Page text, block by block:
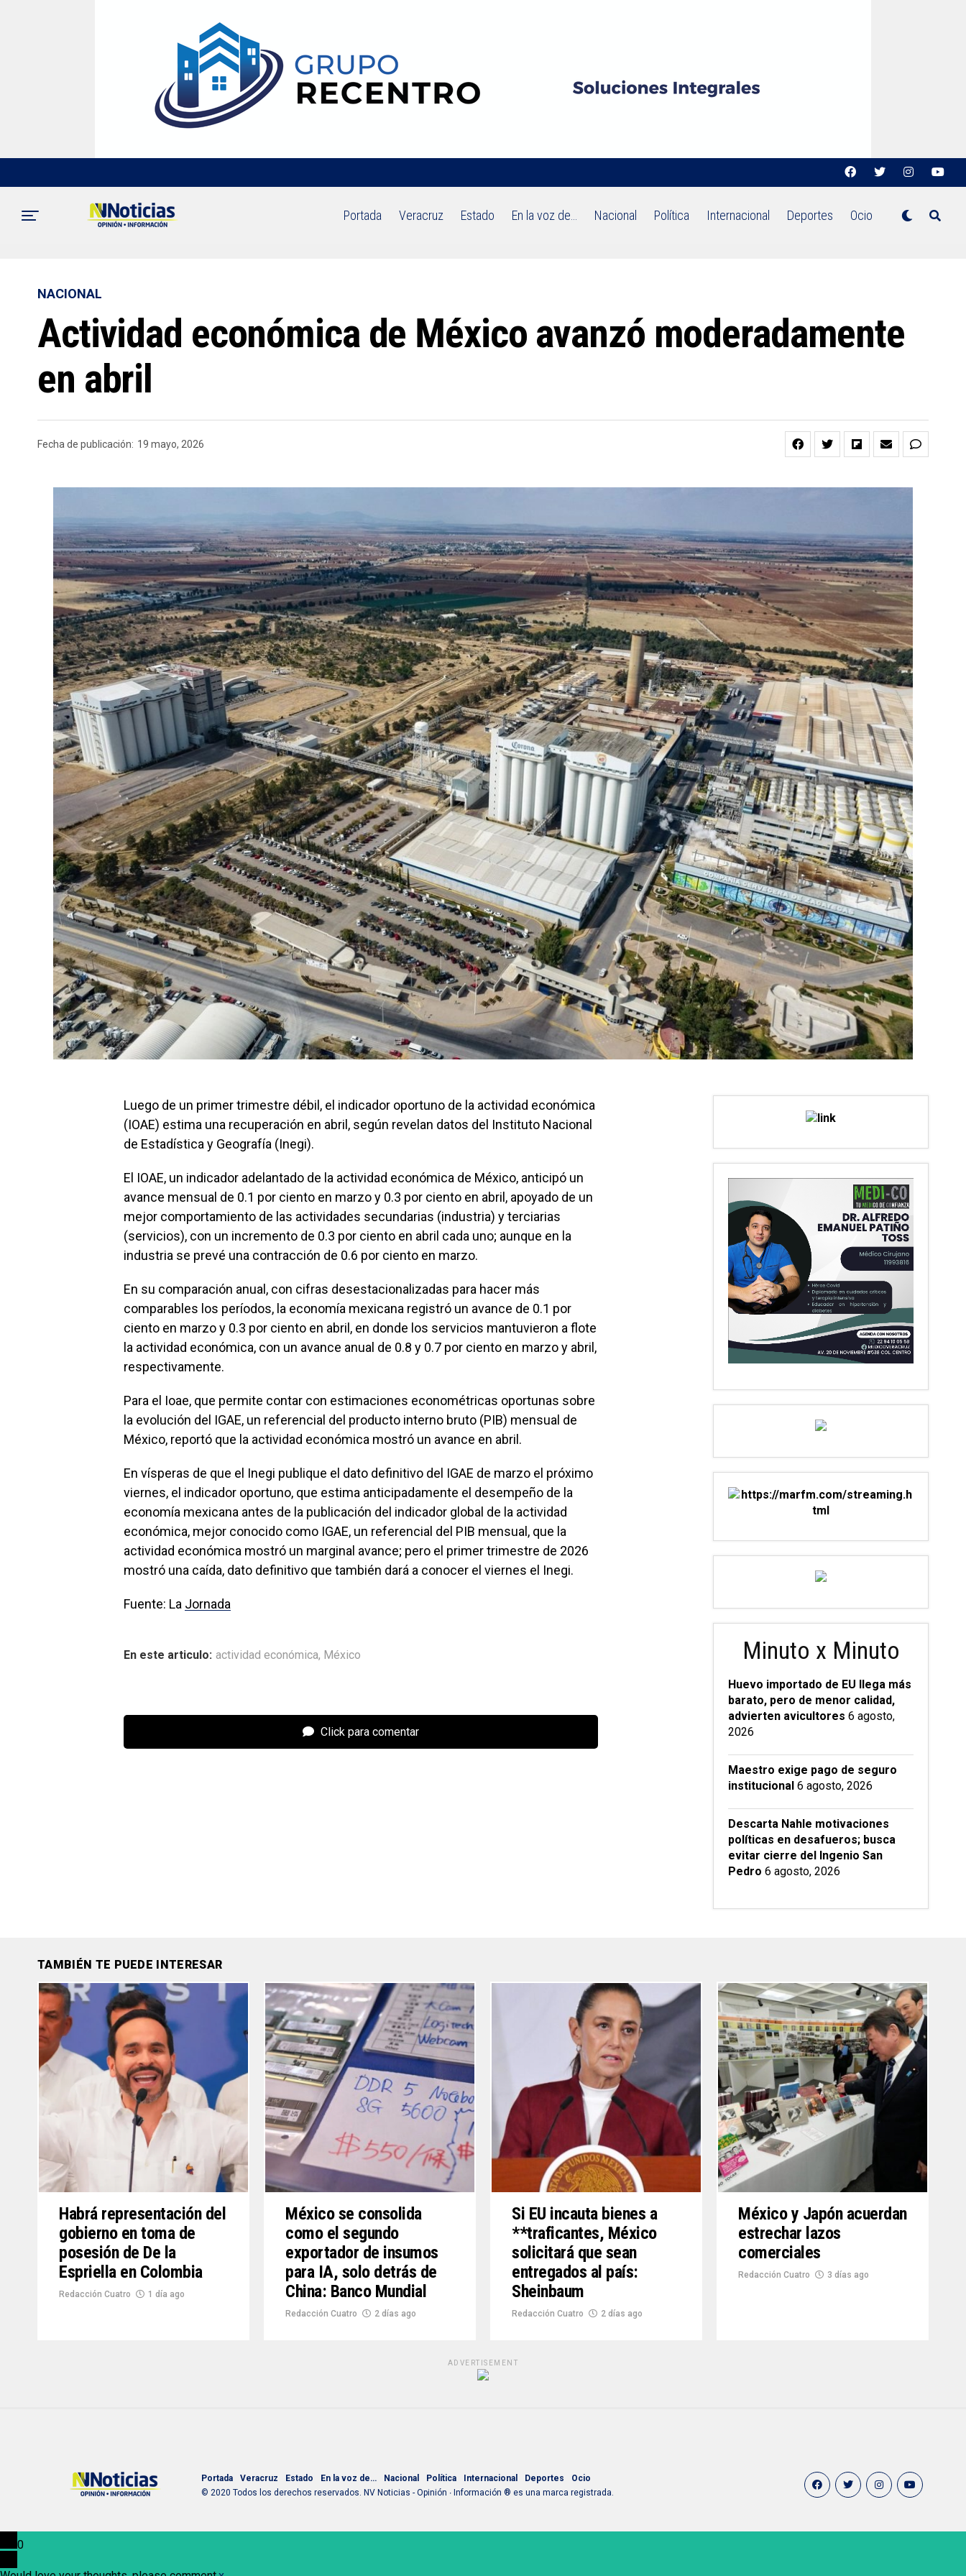
Portada Veracruz Estado En la voz de… Nacional Política Internacional Deportes Ocio
NACIONAL
Actividad económica de México avanzó moderadamente
en abril
Fecha de publicación: 19 mayo, 2026
Luego de un primer trimestre débil, el indicador oportuno de la actividad económica
(IOAE) estima una recuperación en abril, según revelan datos del Instituto Nacional
de Estadística y Geografía (Inegi).
El IOAE, un indicador adelantado de la actividad económica de México, anticipó un
avance mensual de 0.1 por ciento en marzo y 0.3 por ciento en abril, apoyado de un
mejor comportamiento de las actividades secundarias (industria) y terciarias
(servicios), con un incremento de 0.3 por ciento en abril cada uno; aunque en la
industria se prevé una contracción de 0.6 por ciento en marzo.
En su comparación anual, con cifras desestacionalizadas para hacer más
comparables los períodos, la economía mexicana registró un avance de 0.1 por
ciento en marzo y 0.3 por ciento en abril, en donde los servicios mantuvieron a flote
la actividad económica, con un avance anual de 0.8 y 0.7 por ciento en marzo y abril,
respectivamente.
Para el Ioae, que permite contar con estimaciones econométricas oportunas sobre
la evolución del IGAE, un referencial del producto interno bruto (PIB) mensual de
México, reportó que la actividad económica mostró un avance en abril.
En vísperas de que el Inegi publique el dato definitivo del IGAE de marzo el próximo
viernes, el indicador oportuno, que estima anticipadamente el desempeño de la
economía mexicana antes de la publicación del indicador global de la actividad
económica, mejor conocido como IGAE, un referencial del PIB mensual, que la
actividad económica mostró un marginal avance; pero el primer trimestre de 2026
mostró una caída, dato definitivo que también dará a conocer el viernes el Inegi.
Fuente: La Jornada
En este articulo: actividad económica, México
Click para comentar
Minuto x Minuto
Huevo importado de EU llega más
barato, pero de menor calidad,
advierten avicultores 6 agosto,
2026
Maestro exige pago de seguro
institucional 6 agosto, 2026
Descarta Nahle motivaciones
políticas en desafueros; busca
evitar cierre del Ingenio San
Pedro 6 agosto, 2026
TAMBIÉN TE PUEDE INTERESAR
Habrá representación del
gobierno en toma de
posesión de De la
Espriella en Colombia
Redacción Cuatro 1 día ago
México se consolida
como el segundo
exportador de insumos
para IA, solo detrás de
China: Banco Mundial
Redacción Cuatro 2 días ago
Si EU incauta bienes a
**traficantes, México
solicitará que sean
entregados al país:
Sheinbaum
Redacción Cuatro 2 días ago
México y Japón acuerdan
estrechar lazos
comerciales
Redacción Cuatro 3 días ago
ADVERTISEMENT
Portada Veracruz Estado En la voz de… Nacional Política Internacional Deportes
Ocio
© 2020 Todos los derechos reservados. NV Noticias - Opinión ∙ Información ® es una marca registrada.
0